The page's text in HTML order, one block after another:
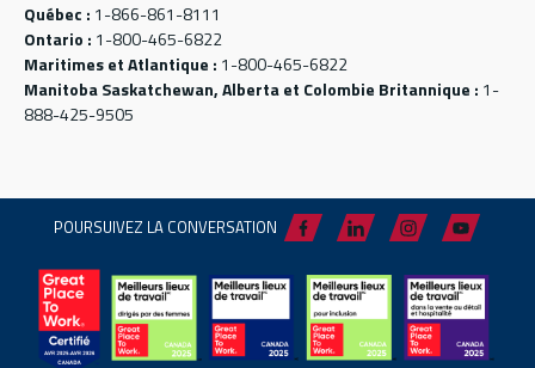
Québec : 1-866-861-8111
Ontario : 1-800-465-6822
Maritimes et Atlantique : 1-800-465-6822
Manitoba Saskatchewan, Alberta et Colombie Britannique : 1-
888-425-9505
POURSUIVEZ LA CONVERSATION